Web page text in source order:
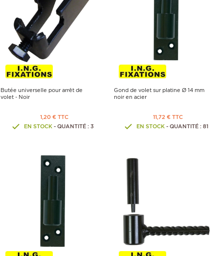
Butée universelle pour arrêt de
volet - Noir
1,20 € TTC
EN STOCK- QUANTITÉ : 3
Gond de volet sur platine Ø 14 mm
noir en acier
11,72 € TTC
EN STOCK- QUANTITÉ : 81